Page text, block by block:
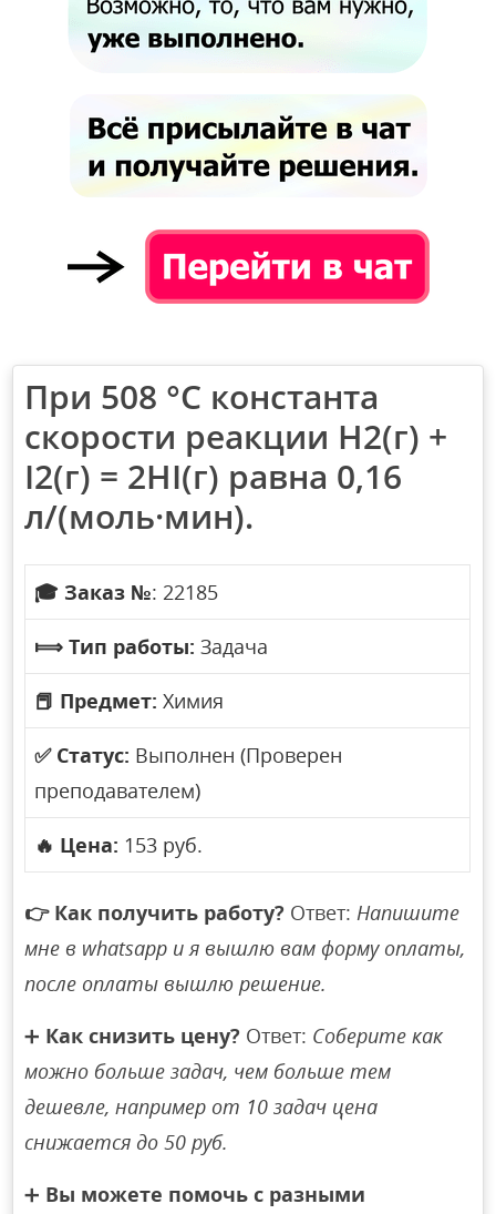
При 508 °С константа
скорости реакции H2(г) +
I2(г) = 2HI(г) равна 0,16
л/(моль·мин).
🎓 Заказ №: 22185
⟾ Тип работы: Задача
📕 Предмет: Химия
✅ Статус: Выполнен (Проверен
преподавателем)
🔥 Цена: 153 руб.
👉 Как получить работу? Ответ:Напишите
мне в whatsapp и я вышлю вам форму оплаты,
после оплаты вышлю решение.
➕ Как снизить цену? Ответ: Соберите как
можно больше задач, чем больше тем
дешевле, например от 10 задач цена
снижается до 50 руб.
➕ Вы можете помочь с разными